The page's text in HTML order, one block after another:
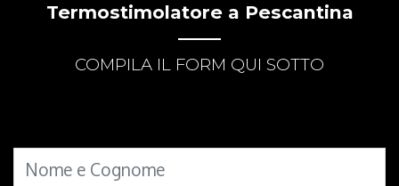
Termostimolatore a Pescantina
COMPILA IL FORM QUI SOTTO